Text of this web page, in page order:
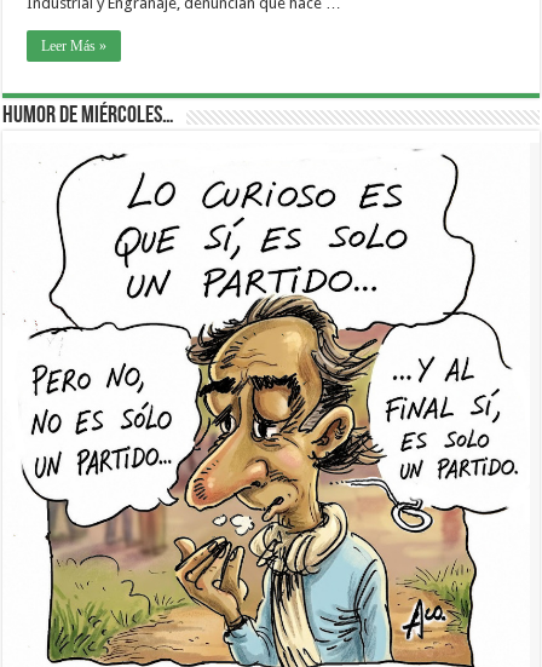
Leer Más »
Humor de Miércoles…